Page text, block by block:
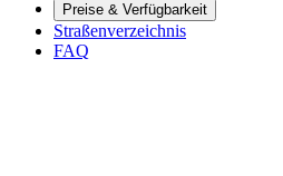
Preise & Verfügbarkeit
Straßenverzeichnis
FAQ